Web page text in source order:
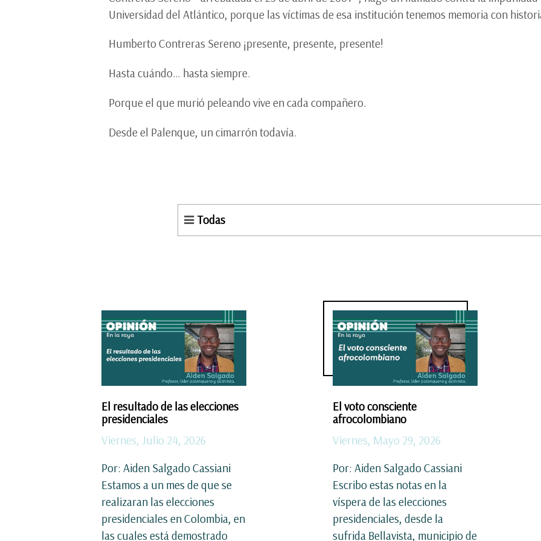
Universidad del Atlántico, porque las víctimas de esa institución tenemos memoria con
Humberto Contreras Sereno ¡presente, presente, presente!
Hasta cuándo… hasta siempre.
Porque el que murió peleando vive en cada compañero.
Desde el Palenque, un cimarrón todavía.
Todas
El resultado de las elecciones
presidenciales
Viernes, Julio 24, 2026
Por: Aiden Salgado Cassiani
Estamos a un mes de que se
realizaran las elecciones
presidenciales en Colombia, en
las cuales está demostrado
El voto consciente
afrocolombiano
Viernes, Mayo 29, 2026
Por: Aiden Salgado Cassiani
Escribo estas notas en la
víspera de las elecciones
presidenciales, desde la
sufrida Bellavista, municipio de